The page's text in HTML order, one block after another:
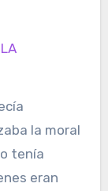
la moral
tenía
eran